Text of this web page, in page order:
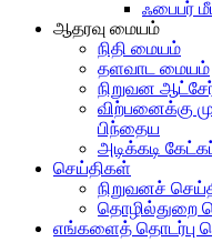
ஃபைபர்
ஆதரவு மையம்
நிதி மையம்
தளவாட மையம்
நிறுவன
விற்பனைக்கு
பிந்தைய
அடிக்கடி
செய்திகள்
நிறுவனச்
தொழில்துறை
எங்களைத் தொடர்பு